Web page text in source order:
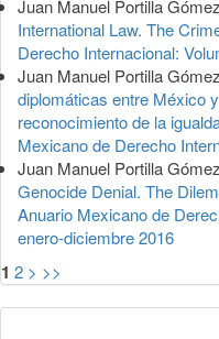
Juan Manuel Portilla
International Law. The
Derecho Internacional:
Juan Manuel Portilla
diplomáticas entre México
reconocimiento de la
Mexicano de Derecho
Juan Manuel Portilla
Genocide Denial. The
Anuario Mexicano de
enero-diciembre 2016
1 2 > >>